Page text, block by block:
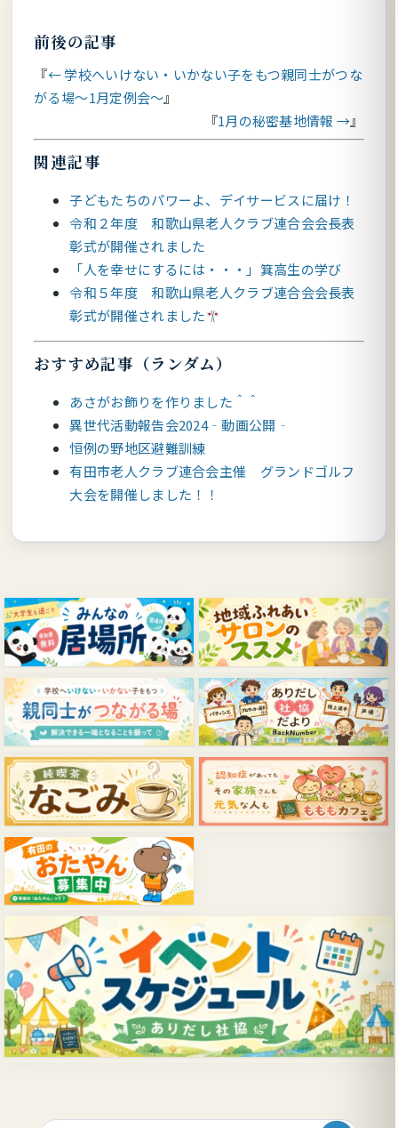
前後の記事
← 学校へいけない・いかない子をもつ親同士がつな
がる場～1月定例会～
1月の秘密基地情報 →
関連記事
子どもたちのパワーよ、デイサービスに届け！
令和２年度 和歌山県老人クラブ連合会会長表
彰式が開催されました
「人を幸せにするには・・・」箕高生の学び
令和５年度 和歌山県老人クラブ連合会会長表
彰式が開催されました
おすすめ記事（ランダム）
あさがお飾りを作りました＾＾
異世代活動報告会2024‐動画公開‐
恒例の野地区避難訓練
有田市老人クラブ連合会主催 グランドゴルフ
大会を開催しました！！